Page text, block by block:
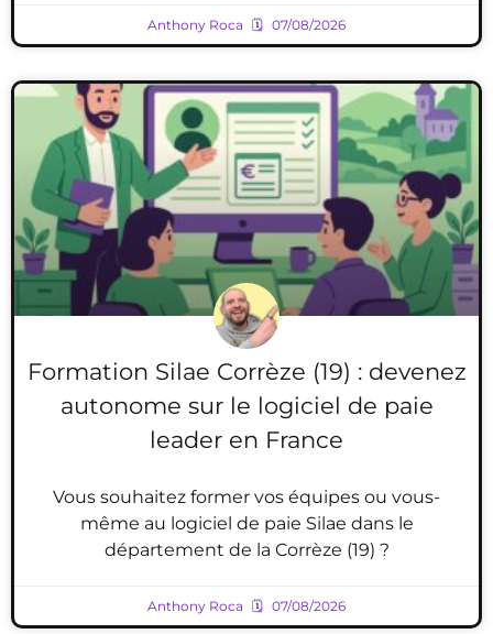
Anthony Roca 07/08/2026
Formation Silae Corrèze (19) : devenez
autonome sur le logiciel de paie
leader en France
Vous souhaitez former vos équipes ou vous-
même au logiciel de paie Silae dans le
département de la Corrèze (19) ?
Anthony Roca 07/08/2026